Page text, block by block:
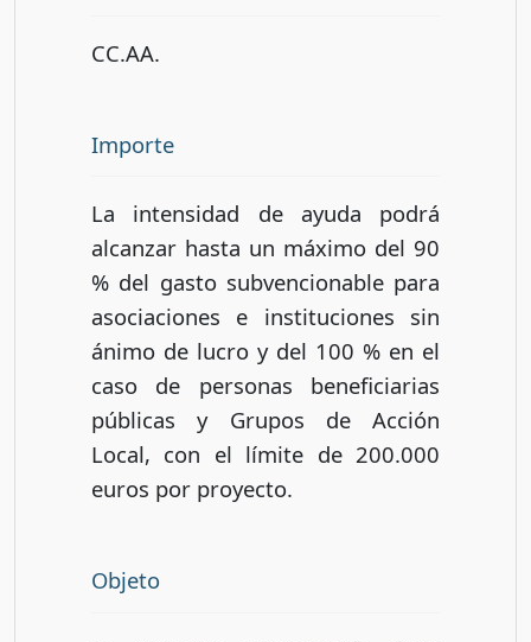
CC.AA.
Importe
La intensidad de ayuda podrá
alcanzar hasta un máximo del 90
% del gasto subvencionable para
asociaciones e instituciones sin
ánimo de lucro y del 100 % en el
caso de personas beneficiarias
públicas y Grupos de Acción
Local, con el límite de 200.000
euros por proyecto.
Objeto